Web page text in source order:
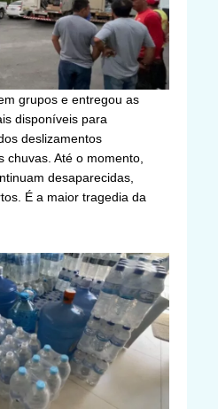
grupos e entregou as
disponíveis para
deslizamentos
chuvas. Até o momento,
desaparecidas,
É a maior tragedia da